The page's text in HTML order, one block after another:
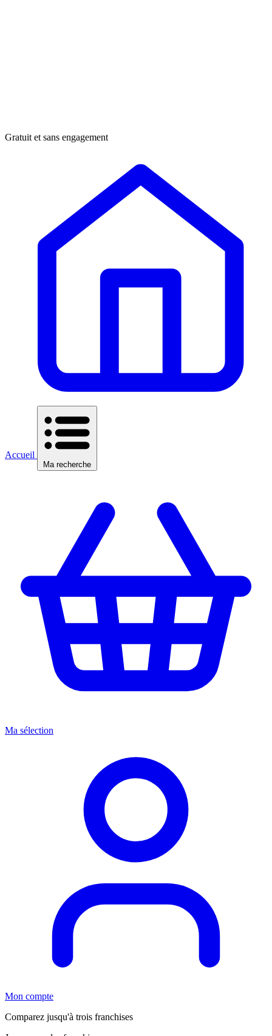
Gratuit et sans engagement
Accueil
Ma recherche
Ma sélection
Mon compte
Comparez jusqu'à trois franchises